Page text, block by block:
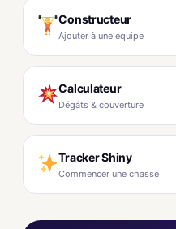
Constructeur
Ajouter à une équipe
Calculateur
Dégâts & couverture
Tracker Shiny
Commencer une chasse